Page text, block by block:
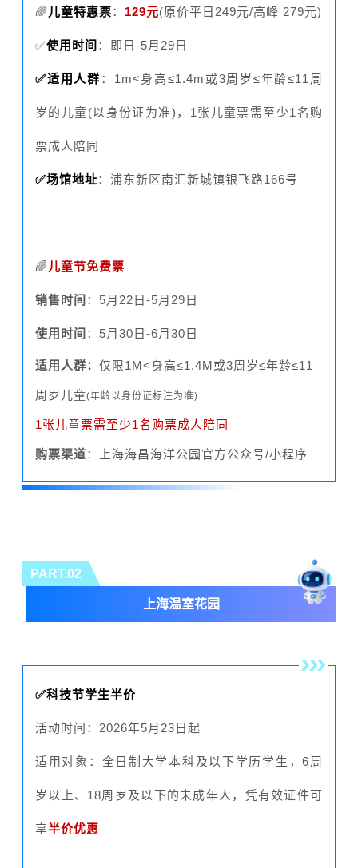
🌈 儿童特惠票： 129元(原价平日249元/高峰 279元)
✅使用时间 ：即日-5月29日
✅适用人群 ：1m<身高≤1.4m或3周岁≤年龄≤11周
岁的儿童(以身份证为准)，1张儿童票需至少1名购
票成人陪同
✅场馆地址：浦东新区南汇新城镇银飞路166号
🌈 儿童节免费票
销售时间 ：5月22日-5月29日
使用时间 ：5月30日-6月30日
适用人群： 仅限1M<身高≤1.4M或3周岁≤年龄≤11
周岁儿童(年龄以身份证标注为准)
1张儿童票需至少1名购票成人陪同
购票渠道： 上海海昌海洋公园 官方公众号/小程序
PART.02
上海温室花园
✅科技节学生半价
活动时间：2026年5月23日起
适用对象：全日制大学本科及以下学历学生，6周
岁以上、18周岁及以下的未成年人，凭有效证件可
享半价优惠